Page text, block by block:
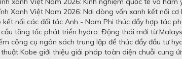
Xanh Việt Nam 2026: Nơi dòng vốn xanh kết nối
nối các đối tác Anh - Nam Phi thúc đẩy hợp tác
tăng tốc phát triển hydro: Động thái mới từ
công cụ ngân sách trung lập để thúc đẩy đầu tư
Kobe giới thiệu giải pháp toàn diện chuỗi cung